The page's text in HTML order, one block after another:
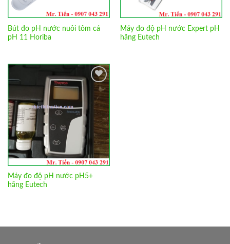
Bút đo pH nước nuôi tôm cá
pH 11 Horiba
Máy đo độ pH nước Expert pH
hãng Eutech
Add to
Wishlist
Máy đo độ pH nước pH5+
hãng Eutech